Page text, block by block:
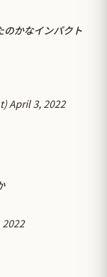
のかなインパクト
April 3, 2022